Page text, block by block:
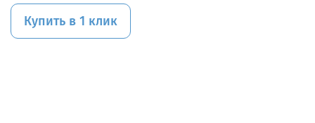
Купить в 1 клик